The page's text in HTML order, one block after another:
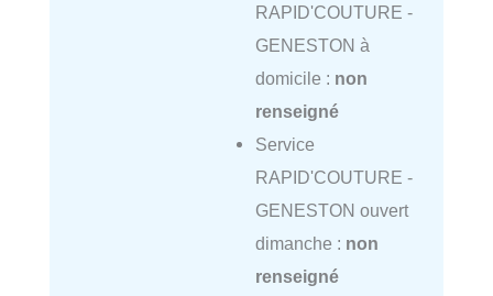
RAPID'COUTURE -
GENESTON à
domicile : non
renseigné
Service
RAPID'COUTURE -
GENESTON ouvert
dimanche : non
renseigné